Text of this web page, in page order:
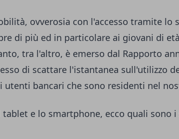
ovverosia con l'accesso tramite lo
di più ed in particolare ai giovani di
tra l'altro, è emerso dal Rapporto
di scattare l'istantanea sull'utilizzo
utenti bancari che sono residenti nel
e lo smartphone, ecco quali sono i